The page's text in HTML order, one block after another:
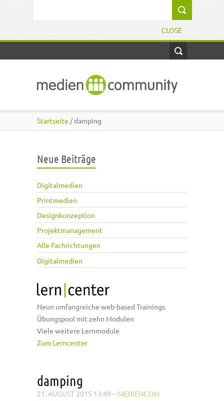
CLOSE
Startseite / damping
Neue Beiträge
Digitalmedien
Printmedien
Designkonzeption
Projektmanagement
Alle Fachrichtungen
Digitalmedien
Neun umfangreiche web-based Trainings
Übungspool mit zehn Modulen
Viele weitere Lernmodule
Zum Lerncenter
damping
21. AUGUST 2015 13:49 – MEDIENCOM